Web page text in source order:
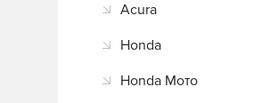
Acura
Honda
Honda Мото